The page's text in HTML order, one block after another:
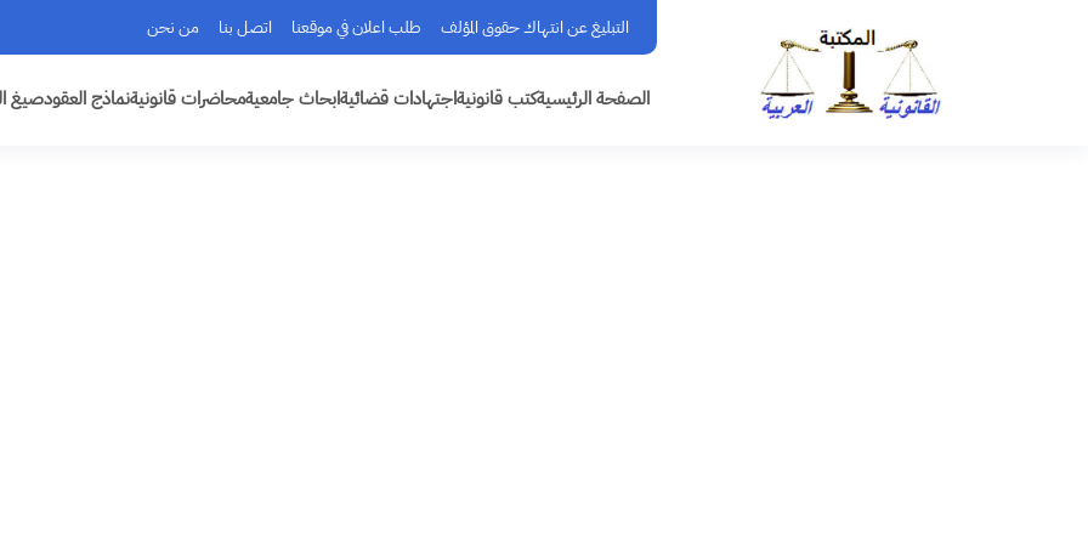
التبليغ عن انتهاك حقوق المؤلف طلب اعلان في موقعنا اتصل بنا من نحن
الصفحة الرئيسيةكتب قانونيةاجتهادات قضائيةابحاث جامعيةمحاضرات قانونيةنماذج العقودصيغ